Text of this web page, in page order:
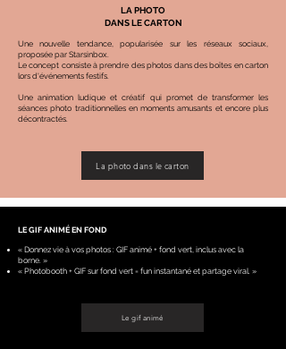
LA PHOTO
DANS LE CARTON
Une nouvelle tendance, popularisée sur les réseaux sociaux,
proposée par Starsinbox.
Le concept consiste à prendre des photos dans des boîtes en carton
lors d'événements festifs.
Une animation ludique et créatif qui promet de transformer les
séances photo traditionnelles en moments amusants et encore plus
décontractés.
La photo dans le carton
LE GIF ANIMÉ EN FOND
« Donnez vie à vos photos : GIF animé + fond vert, inclus avec la
borne. »
« Photobooth + GIF sur fond vert = fun instantané et partage viral. »
Le gif animé